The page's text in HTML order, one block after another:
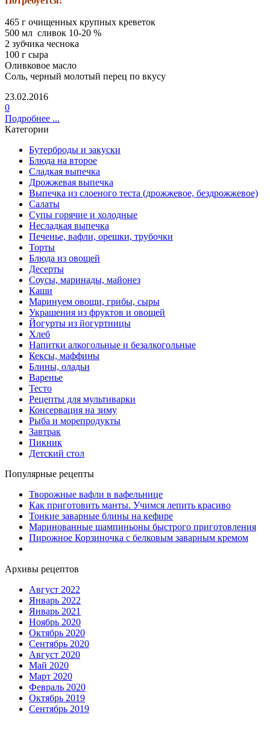
465 г очищенных крупных креветок
500 мл сливок 10-20 %
2 зубчика чеснока
100 г сыра
Оливковое масло
Соль, черный молотый перец по вкусу
23.02.2016
0
Подробнее ...
Категории
Бутерброды и закуски
Блюда на второе
Сладкая выпечка
Дрожжевая выпечка
Выпечка из слоеного теста (дрожжевое, бездрожжевое)
Салаты
Супы горячие и холодные
Несладкая выпечка
Печенье, вафли, орешки, трубочки
Торты
Блюда из овощей
Десерты
Соусы, маринады, майонез
Каши
Маринуем овощи, грибы, сыры
Украшения из фруктов и овощей
Йогурты из йогуртницы
Хлеб
Напитки алкогольные и безалкогольные
Кексы, маффины
Блины, оладьи
Варенье
Тесто
Рецепты для мультиварки
Консервация на зиму
Рыба и морепродукты
Завтрак
Пикник
Детский стол
Популярные рецепты
Творожные вафли в вафельнице
Как приготовить манты. Учимся лепить красиво
Тонкие заварные блины на кефире
Маринованные шампиньоны быстрого приготовления
Пирожное Корзиночка с белковым заварным кремом
Архивы рецептов
Август 2022
Январь 2022
Январь 2021
Ноябрь 2020
Октябрь 2020
Сентябрь 2020
Август 2020
Май 2020
Март 2020
Февраль 2020
Октябрь 2019
Сентябрь 2019